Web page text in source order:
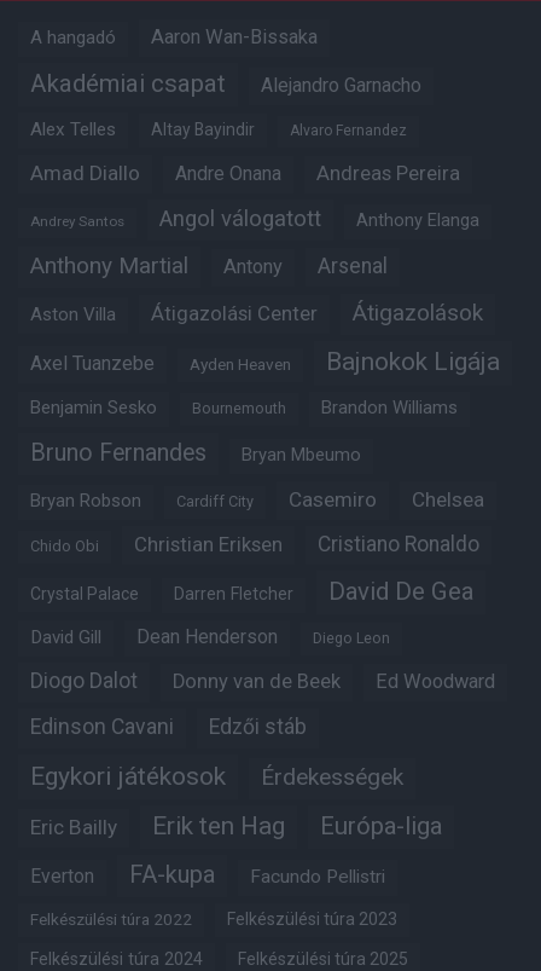
A hangadó Aaron Wan-Bissaka
Akadémiai csapat Alejandro Garnacho
Alex Telles Altay Bayindir Alvaro Fernandez
Amad Diallo Andre Onana Andreas Pereira
Andrey Santos Angol válogatott Anthony Elanga
Anthony Martial Antony Arsenal
Aston Villa Átigazolási Center Átigazolások
Axel Tuanzebe Ayden Heaven Bajnokok Ligája
Benjamin Sesko Bournemouth Brandon Williams
Bruno Fernandes Bryan Mbeumo
Bryan Robson Cardiff City Casemiro Chelsea
Chido Obi Christian Eriksen Cristiano Ronaldo
Crystal Palace Darren Fletcher David De Gea
David Gill Dean Henderson Diego Leon
Diogo Dalot Donny van de Beek Ed Woodward
Edinson Cavani Edzői stáb
Egykori játékosok Érdekességek
Eric Bailly Erik ten Hag Európa-liga
Everton FA-kupa Facundo Pellistri
Felkészülési túra 2022 Felkészülési túra 2023
Felkészülési túra 2024 Felkészülési túra 2025